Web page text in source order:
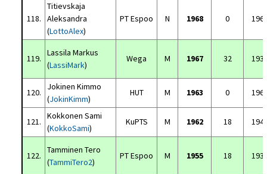
118.
Titievskaja
Aleksandra
(LottoAlex)
PT Espoo N 1968 0
119.
Lassila Markus
(LassiMark)
Wega M 1967 32
120.
Jokinen Kimmo
(JokinKimm)
HUT M 1963 0
121.
Kokkonen Sami
(KokkoSami)
KuPTS M 1962 18
122.
Tamminen Tero
(TammiTero2)
PT Espoo M 1955 18